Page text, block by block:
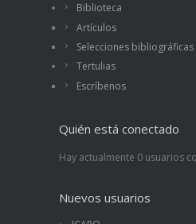
Biblioteca
Artículos
Selecciones bibliográficas
Tertulias
Escríbenos
Quién está conectado
Hay actualmente 0 usuarios
Nuevos usuarios